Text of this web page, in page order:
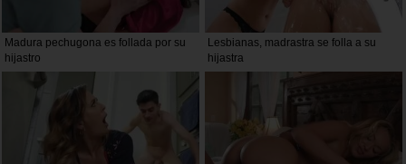
Madura pechugona es follada por su
hijastro
Lesbianas, madrastra se folla a su
hijastra